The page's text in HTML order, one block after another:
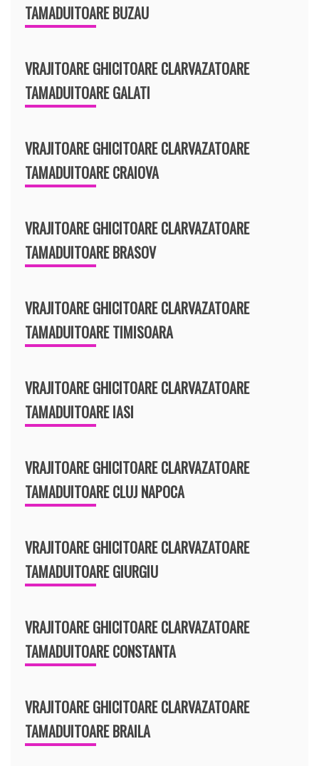
TAMADUITOARE BUZAU
VRAJITOARE GHICITOARE CLARVAZATOARE
TAMADUITOARE GALATI
VRAJITOARE GHICITOARE CLARVAZATOARE
TAMADUITOARE CRAIOVA
VRAJITOARE GHICITOARE CLARVAZATOARE
TAMADUITOARE BRASOV
VRAJITOARE GHICITOARE CLARVAZATOARE
TAMADUITOARE TIMISOARA
VRAJITOARE GHICITOARE CLARVAZATOARE
TAMADUITOARE IASI
VRAJITOARE GHICITOARE CLARVAZATOARE
TAMADUITOARE CLUJ NAPOCA
VRAJITOARE GHICITOARE CLARVAZATOARE
TAMADUITOARE GIURGIU
VRAJITOARE GHICITOARE CLARVAZATOARE
TAMADUITOARE CONSTANTA
VRAJITOARE GHICITOARE CLARVAZATOARE
TAMADUITOARE BRAILA